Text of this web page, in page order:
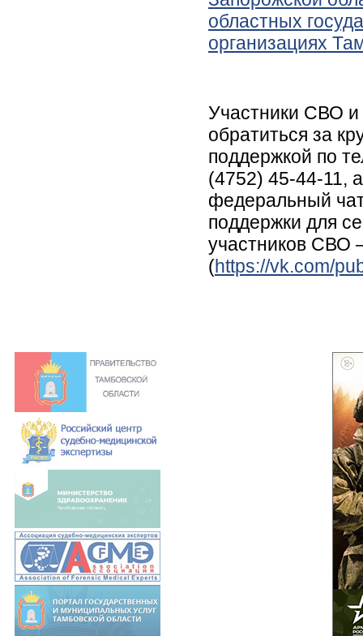
областных
организациях
Участники СВО и
обратиться за
поддержкой по
(4752) 45-44-11,
федеральный
поддержки для
участников СВО
(https://vk.com/